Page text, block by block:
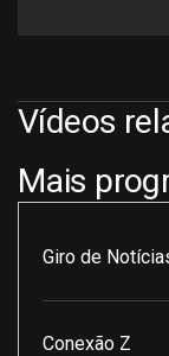
Vídeos
Mais
Giro de
Conexão Z